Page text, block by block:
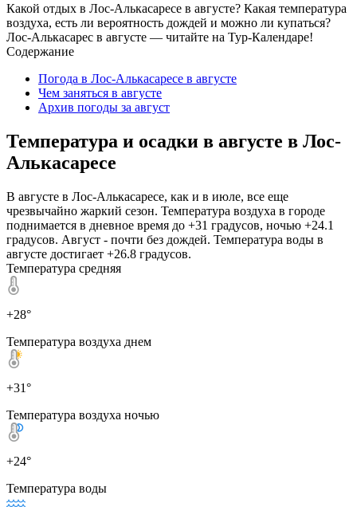
Какой отдых в Лос-Алькасаресе в августе? Какая температура
воздуха, есть ли вероятность дождей и можно ли купаться?
Лос-Алькасарес в августе — читайте на Тур-Календаре!
Содержание
Погода в Лос-Алькасаресе в августе
Чем заняться в августе
Архив погоды за август
Температура и осадки в августе в Лос-
Алькасаресе
В августе в Лос-Алькасаресе, как и в июле, все еще
чрезвычайно жаркий сезон. Температура воздуха в городе
поднимается в дневное время до +31 градусов, ночью +24.1
градусов. Август - почти без дождей. Температура воды в
августе достигает +26.8 градусов.
Температура средняя
+28°
Температура воздуха днем
+31°
Температура воздуха ночью
+24°
Температура воды